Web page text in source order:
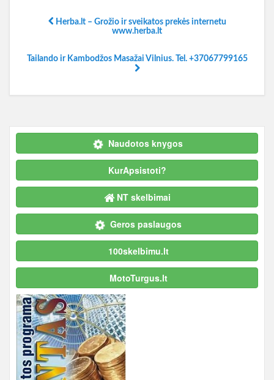
Herba.lt – Grožio ir sveikatos prekės internetu
www.herba.lt
Tailando ir Kambodžos Masažai Vilnius. Tel. +37067799165
Naudotos knygos
KurApsistoti?
NT skelbimai
Geros paslaugos
100skelbimu.lt
MotoTurgus.lt